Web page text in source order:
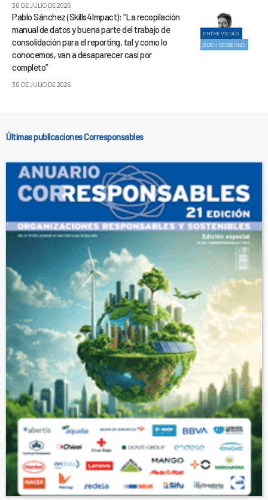
30 DE JULIO DE 2026
ENTREVISTAS
BUEN GOBIERNO
Pablo Sánchez (Skills4Impact): “La recopilación
manual de datos y buena parte del trabajo de
consolidación para el reporting, tal y como lo
conocemos, van a desaparecer casi por
completo”
30 DE JULIO DE 2026
Últimas publicaciones Corresponsables